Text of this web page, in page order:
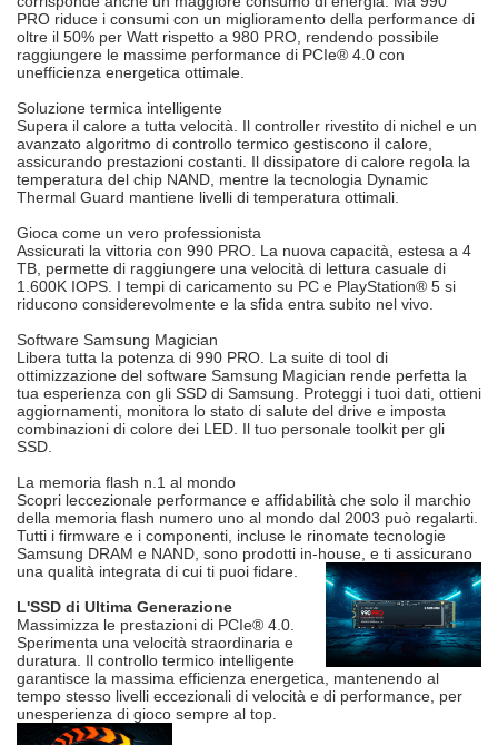
PRO riduce i consumi con un miglioramento della performance di
oltre il 50% per Watt rispetto a 980 PRO, rendendo possibile
raggiungere le massime performance di PCIe® 4.0 con
unefficienza energetica ottimale.
Soluzione termica intelligente
Supera il calore a tutta velocità. Il controller rivestito di nichel e un
avanzato algoritmo di controllo termico gestiscono il calore,
assicurando prestazioni costanti. Il dissipatore di calore regola la
temperatura del chip NAND, mentre la tecnologia Dynamic
Thermal Guard mantiene livelli di temperatura ottimali.
Gioca come un vero professionista
Assicurati la vittoria con 990 PRO. La nuova capacità, estesa a 4
TB, permette di raggiungere una velocità di lettura casuale di
1.600K IOPS. I tempi di caricamento su PC e PlayStation® 5 si
riducono considerevolmente e la sfida entra subito nel vivo.
Software Samsung Magician
Libera tutta la potenza di 990 PRO. La suite di tool di
ottimizzazione del software Samsung Magician rende perfetta la
tua esperienza con gli SSD di Samsung. Proteggi i tuoi dati, ottieni
aggiornamenti, monitora lo stato di salute del drive e imposta
combinazioni di colore dei LED. Il tuo personale toolkit per gli
SSD.
La memoria flash n.1 al mondo
Scopri leccezionale performance e affidabilità che solo il marchio
della memoria flash numero uno al mondo dal 2003 può regalarti.
Tutti i firmware e i componenti, incluse le rinomate tecnologie
Samsung DRAM e NAND, sono prodotti in-house, e ti assicurano
una qualità integrata di cui ti puoi fidare.
L'SSD di Ultima Generazione
Massimizza le prestazioni di PCIe® 4.0.
Sperimenta una velocità straordinaria e
duratura. Il controllo termico intelligente
garantisce la massima efficienza energetica, mantenendo al
tempo stesso livelli eccezionali di velocità e di performance, per
unesperienza di gioco sempre al top.